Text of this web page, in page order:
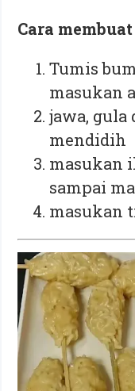
Cara membuat
Tumis
masukan
jawa, gula
mendidih
masukan
sampai
masukan